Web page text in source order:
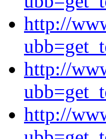
http://
http://
http://